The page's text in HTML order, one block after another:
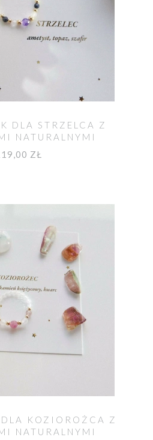
DLA STRZELCA Z
NATURALNYMI
ZŁ
KOZIOROŻCA Z
NATURALNYMI